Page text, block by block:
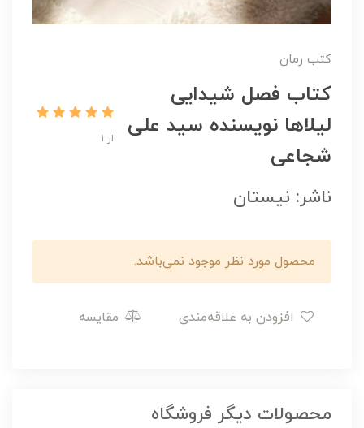
کتب رمان
کتاب فصل شیدایی
لیلاها نویسنده سید علی
شجاعی
از 1
ناشر: نیستان
محصول مورد نظر موجود نمی‌باشد.
مقایسه
محصولات دیگر فروشگاه